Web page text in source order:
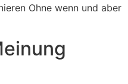
Ohne wenn und aber